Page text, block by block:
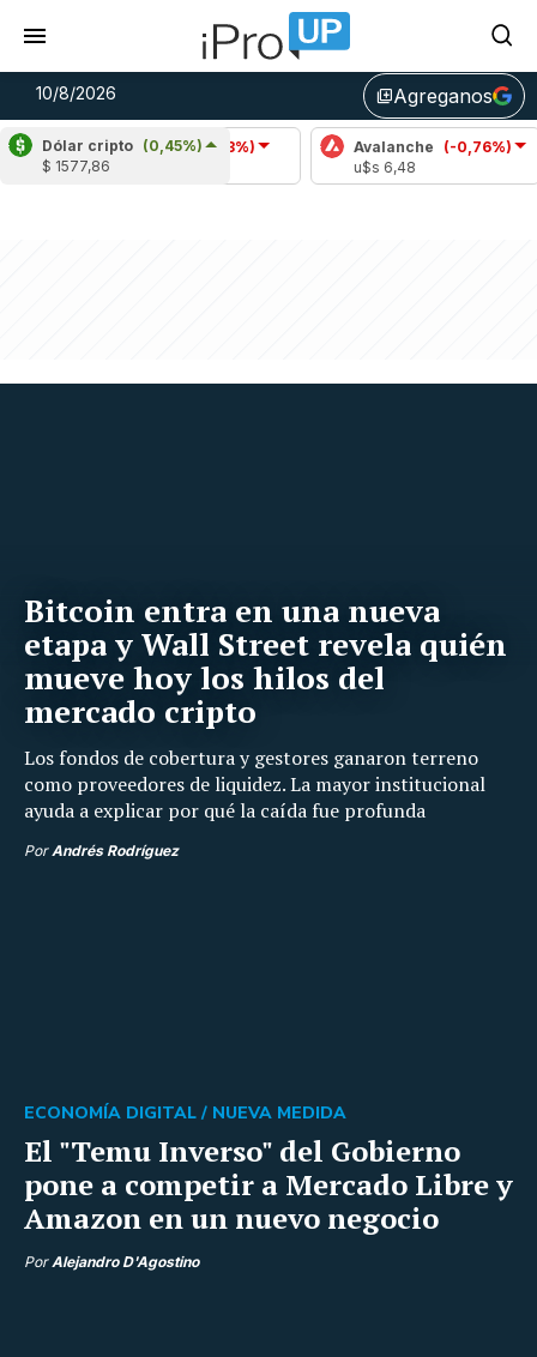
10/8/2026 library_addAgreganos
Dólar cripto (0,45%)
$ 1577,86
Cardano (-2,23%)
u$s 0,19
Avalanche (-0,76%)
Bitcoin entra en una nueva
etapa y Wall Street revela quién
mueve hoy los hilos del
mercado cripto
Los fondos de cobertura y gestores ganaron terreno
como proveedores de liquidez. La mayor institucional
ayuda a explicar por qué la caída fue profunda
Por Andrés Rodríguez
El "Temu Inverso" del Gobierno
pone a competir a Mercado Libre y
Amazon en un nuevo negocio
ECONOMÍA DIGITAL / NUEVA MEDIDA
Por Alejandro D'Agostino